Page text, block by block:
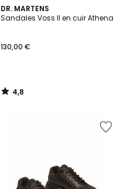
DR. MARTENS
Sandales Voss II en cuir Athena
130,00 €
4,8
/ 5
4,8
/